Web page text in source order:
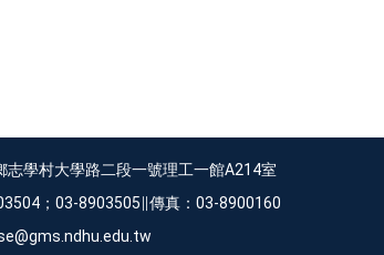
志學村大學路二段一號理工一館A214室
；03-8903505∥傳真：03-8900160